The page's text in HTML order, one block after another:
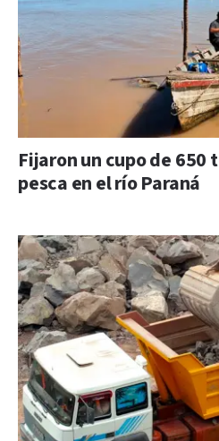
Fijaron un cupo de 650
pesca en el río Paraná